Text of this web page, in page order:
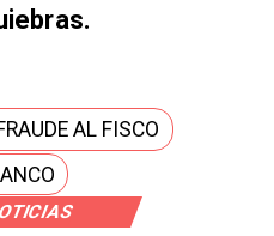
AL FISCO